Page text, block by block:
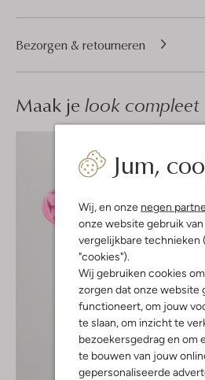
Jum,
Wij, en onze negen
onze website gebruik
vergelijkbare technieken
"cookies").
Wij gebruiken cookies
zorgen dat onze website
functioneert, om jouw
te slaan, om inzicht te
bezoekersgedrag en om
te bouwen van jouw
gepersonaliseerde
Bezorgen & retourneren
Maak je look compleet